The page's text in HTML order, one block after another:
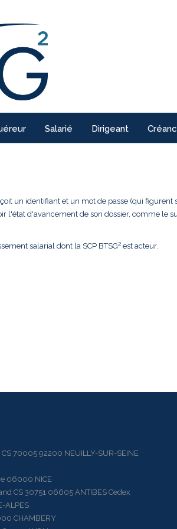
Salarié Dirigeant
un identifiant et un mot de passe (qui figurent
l'état d'avancement de son dossier, comme le
salarial dont la SCP BTSG² est acteur.
70005 92200 NEUILLY-SUR-SEINE
06000 NICE
CS 30751 06605 ANTIBES Cedex
ALPES
CHAMBERY